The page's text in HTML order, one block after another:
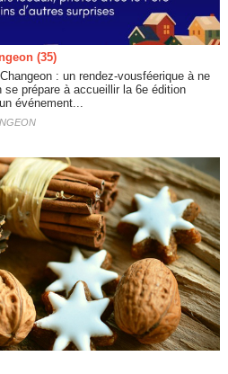
(35)
: un rendez-vousféerique à ne
se prépare à accueillir la 6e édition
événement...